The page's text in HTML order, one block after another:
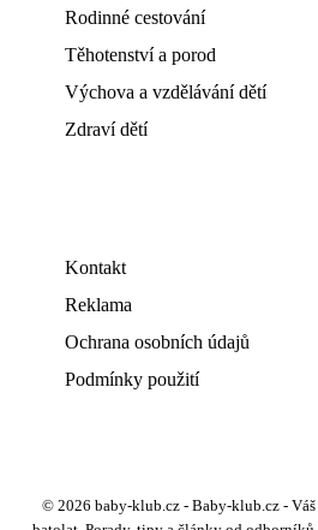
Rodinné cestování
Těhotenství a porod
Výchova a vzdělávání dětí
Zdraví dětí
Kontakt
Reklama
Ochrana osobních údajů
Podmínky použití
© 2026 baby-klub.cz - Baby-klub.cz -